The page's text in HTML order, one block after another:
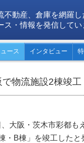
不動産、倉庫を網羅し
ス・情報を発信してい
ース インタビュー
物流施設2棟竣工
大阪・茨木市彩都も
・B棟」を竣工したと